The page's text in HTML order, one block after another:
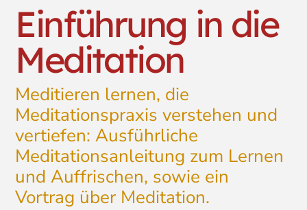
Einführung in die
Meditation
Meditieren lernen, die
Meditationspraxis verstehen und
vertiefen: Ausführliche
Meditationsanleitung zum Lernen
und Auffrischen, sowie ein
Vortrag über Meditation.